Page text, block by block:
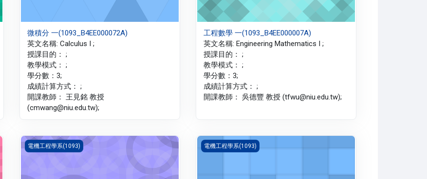
微積分 一(1093_B4EE000072A)
英文名稱: Calculus I ;
授課目的： ;
教學模式： ;
學分數：3;
成績計算方式： ;
開課教師： 王見銘 教授
(cmwang@niu.edu.tw);
工程數學 一(1093_B4EE000007A)
英文名稱: Engineering Mathematics I ;
授課目的： ;
教學模式： ;
學分數：3;
成績計算方式： ;
開課教師： 吳德豐 教授 (tfwu@niu.edu.tw);
電力電子學(1093_B4EE130001A)
電機工程學系(1093) 電路學 一(1093_B4EE000096A)
電機工程學系(1093)